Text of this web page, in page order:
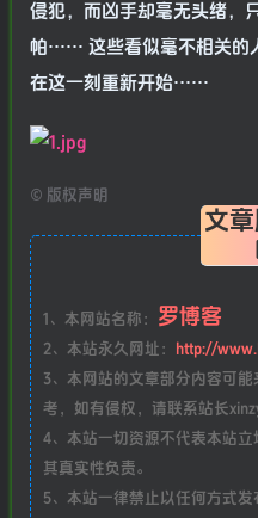
侵犯，而凶手却毫无头绪，
帕…… 这些看似毫不相关的
在这一刻重新开始……
© 版权声明
文
1、本网站名称： 罗博客
2、本站永久网址：
http://
3、本网站的文章部分内容可
考，如有侵权，请联系站长
4、本站一切资源不代表本站
其真实性负责。
5、本站一律禁止以任何方式